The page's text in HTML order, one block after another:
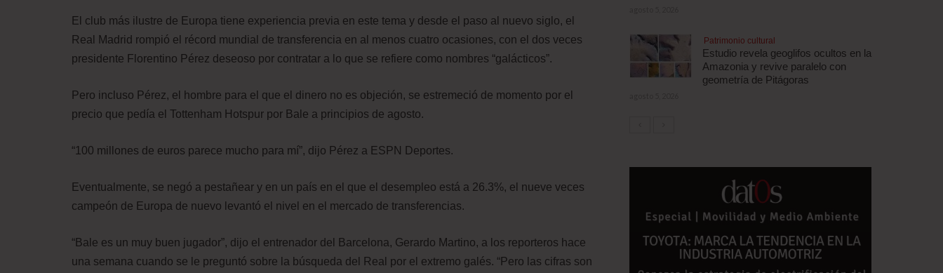
El club más ilustre de Europa tiene experiencia previa en este tema y desde el paso al nuevo siglo, el
Real Madrid rompió el récord mundial de transferencia en al menos cuatro ocasiones, con el dos veces
presidente Florentino Pérez deseoso por contratar a lo que se refiere como nombres “galácticos”.
Pero incluso Pérez, el hombre para el que el dinero no es objeción, se estremeció de momento por el
precio que pedía el Tottenham Hotspur por Bale a principios de agosto.
“100 millones de euros parece mucho para mí”, dijo Pérez a ESPN Deportes.
Eventualmente, se negó a pestañear y en un país en el que el desempleo está a 26.3%, el nueve veces
campeón de Europa de nuevo levantó el nivel en el mercado de transferencias.
“Bale es un muy buen jugador”, dijo el entrenador del Barcelona, Gerardo Martino, a los reporteros hace
una semana cuando se le preguntó sobre la búsqueda del Real por el extremo galés. “Pero las cifras son
Patrimonio cultural
Estudio revela geoglifos ocultos en la
Amazonia y revive paralelo con
geometría de Pitágoras